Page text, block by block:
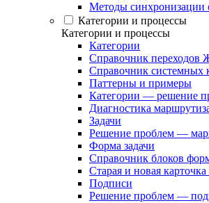
Методы синхронизации
Категории и процессы
Категории и процессы
Категории
Справочник переходов
Справочник системных
Паттерны и примеры
Категории — решение
Диагностика
Задачи
Решение проблем —
Форма задачи
Справочник блоков
Старая и новая карточка
Подписи
Решение проблем —